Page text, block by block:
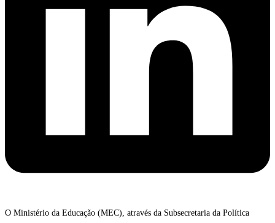
O Ministério da Educação (MEC), através da Subsecretaria da Política